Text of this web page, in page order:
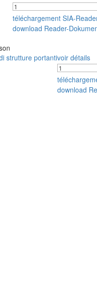
téléchargement SIA-
download Reader-
strutture portantivoir détails
download